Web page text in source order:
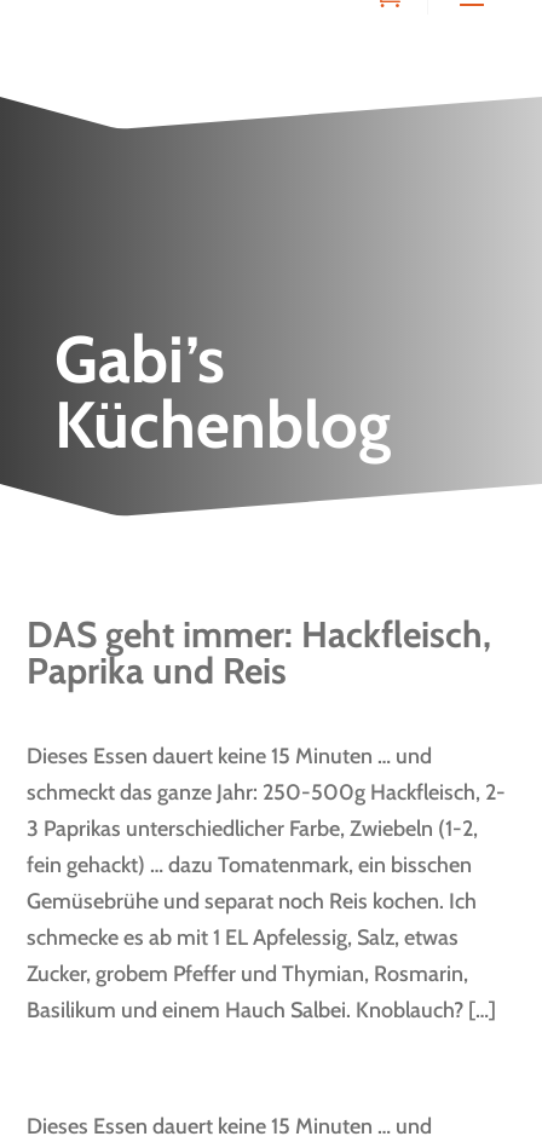
Gabi’s
Küchenblog
DAS geht immer: Hackfleisch,
Paprika und Reis
Dieses Essen dauert keine 15 Minuten … und
schmeckt das ganze Jahr: 250-500g Hackfleisch, 2-
3 Paprikas unterschiedlicher Farbe, Zwiebeln (1-2,
fein gehackt) … dazu Tomatenmark, ein bisschen
Gemüsebrühe und separat noch Reis kochen. Ich
schmecke es ab mit 1 EL Apfelessig, Salz, etwas
Zucker, grobem Pfeffer und Thymian, Rosmarin,
Basilikum und einem Hauch Salbei. Knoblauch? […]
Dieses Essen dauert keine 15 Minuten … und